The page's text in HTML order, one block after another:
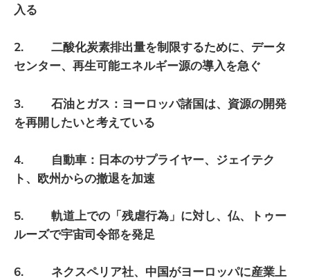
入る
2. 二酸化炭素排出量を制限するために、データ
センター、再生可能エネルギー源の導入を急ぐ
3. 石油とガス：ヨーロッパ諸国は、資源の開発
を再開したいと考えている
4. 自動車：日本のサプライヤー、ジェイテク
ト、欧州からの撤退を加速
5. 軌道上での「残虐行為」に対し、仏、トゥー
ルーズで宇宙司令部を発足
6. ネクスペリア社、中国がヨーロッパに産業上